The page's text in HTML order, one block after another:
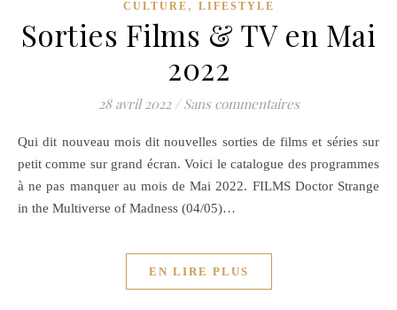
CULTURE , LIFESTYLE
Sorties Films & TV en Mai
2022
28 avril 2022 / Sans commentaires
Qui dit nouveau mois dit nouvelles sorties de films et séries sur
petit comme sur grand écran. Voici le catalogue des programmes
à ne pas manquer au mois de Mai 2022. FILMS Doctor Strange
in the Multiverse of Madness (04/05)…
EN LIRE PLUS